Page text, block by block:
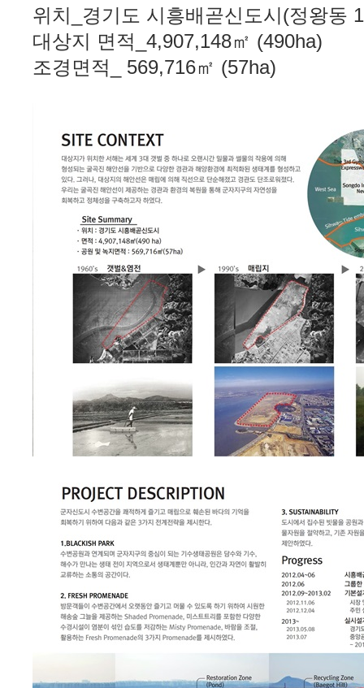
위치_경기도 시흥배곧신도시(정왕동
대상지 면적_4,907,148㎡ (490ha)
조경면적_ 569,716㎡ (57ha)